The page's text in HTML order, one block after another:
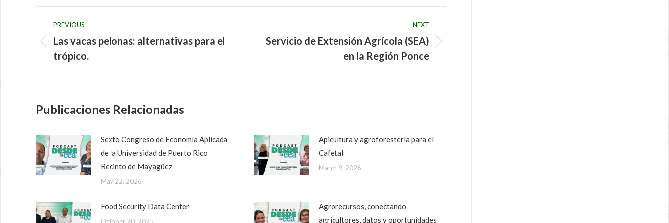
Post
navigation
PREVIOUS
Previous
post:
Las vacas pelonas: alternativas para el
trópico.
NEXT
Next
Servicio de Extensión Agrícola (SEA)
en la Región Ponce
Publicaciones Relacionadas
Sexto Congreso de Economía Aplicada
de la Universidad de Puerto Rico
Recinto de Mayagüez
May 22, 2026
Apicultura y agroforestería para el
Cafetal
March 9, 2026
Food Security Data Center
October 20, 2025
Agrorecursos, conectando
agricultores, datos y oportunidades